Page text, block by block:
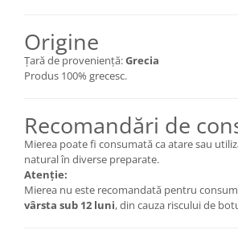
Origine
Țară de proveniență:Grecia
Produs 100% grecesc.
Recomandări de
Mierea poate fi consumată ca atare sau
natural în diverse preparate.
Atenție:
Mierea nu este recomandată pentru
vârsta sub 12 luni, din cauza riscului de